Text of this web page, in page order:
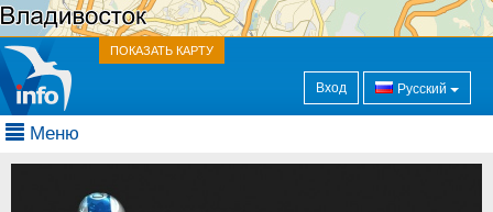
ПОКАЗАТЬ КАРТУ
Вход Русский
Меню